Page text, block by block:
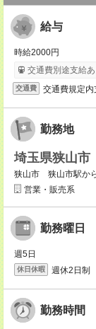
給与
時給2000円
交通費別途支給あ
交通費 交通費規定内
勤務地
埼玉県狭山市
狭山市 狭山市駅か
営業・販売系
勤務曜日
週5日
休日休暇 週休2日制
勤務時間